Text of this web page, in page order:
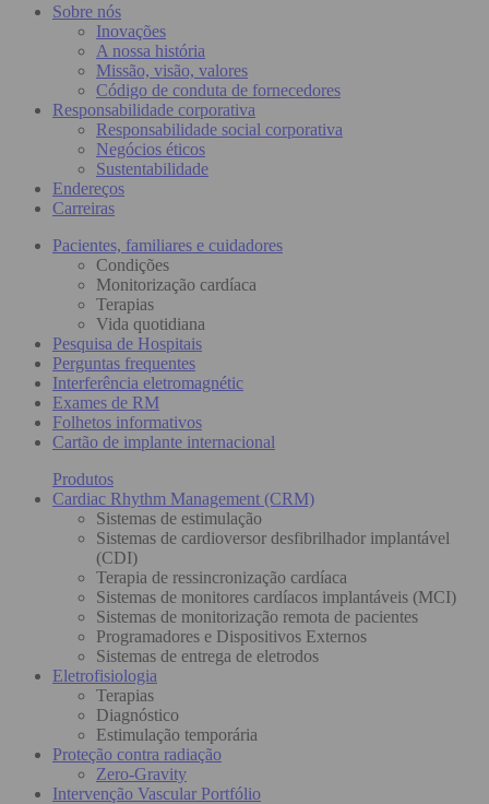
Sobre nós
Inovações
A nossa história
Missão, visão, valores
Código de conduta de fornecedores
Responsabilidade corporativa
Responsabilidade social corporativa
Negócios éticos
Sustentabilidade
Endereços
Carreiras
Pacientes, familiares e cuidadores
Condições
Monitorização cardíaca
Terapias
Vida quotidiana
Pesquisa de Hospitais
Perguntas frequentes
Interferência eletromagnétic
Exames de RM
Folhetos informativos
Cartão de implante internacional
Produtos
Cardiac Rhythm Management (CRM)
Sistemas de estimulação
Sistemas de cardioversor desfibrilhador implantável
(CDI)
Terapia de ressincronização cardíaca
Sistemas de monitores cardíacos implantáveis (MCI)
Sistemas de monitorização remota de pacientes
Programadores e Dispositivos Externos
Sistemas de entrega de eletrodos
Eletrofisiologia
Terapias
Diagnóstico
Estimulação temporária
Proteção contra radiação
Zero-Gravity
Intervenção Vascular Portfólio